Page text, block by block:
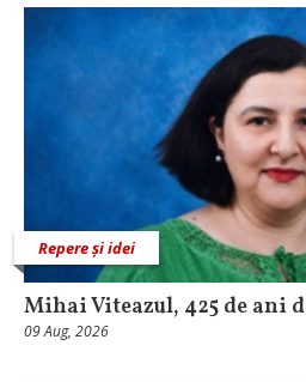
Repere și idei
Mihai Viteazul, 425 de ani
09 Aug, 2026